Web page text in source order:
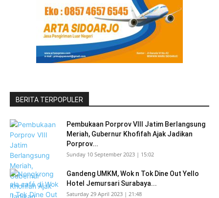
BERITA TERPOPULER
Pembukaan Porprov VIII Jatim Berlangsung
Meriah, Gubernur Khofifah Ajak Jadikan
Porprov...
Sunday 10 September 2023 | 15:02
Gandeng UMKM, Wok n Tok Dine Out Yello
Hotel Jemursari Surabaya...
Saturday 29 April 2023 | 21:48